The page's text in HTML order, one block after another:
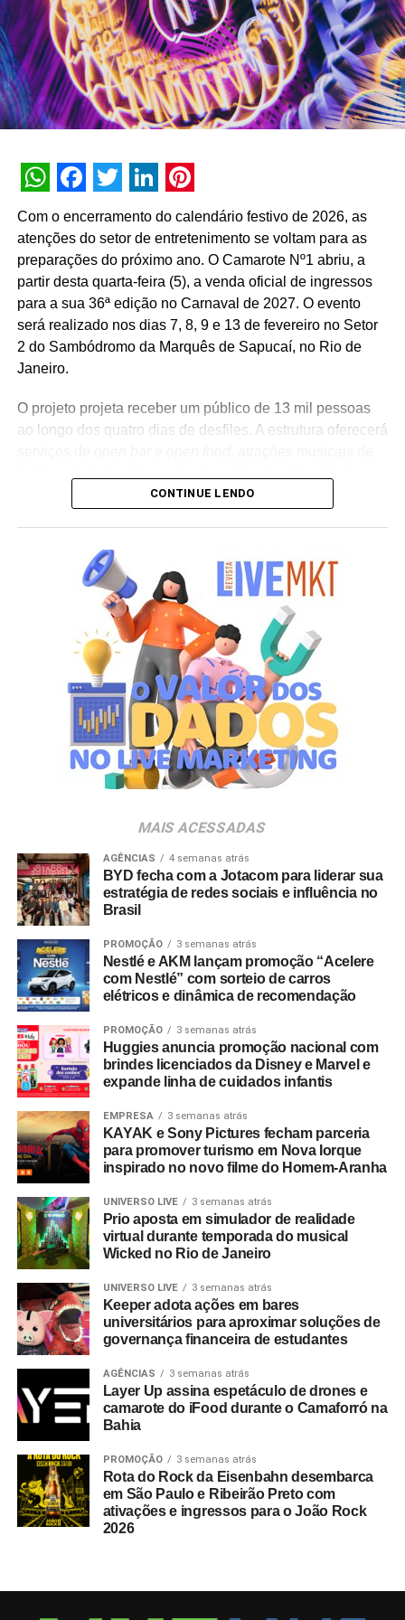
Além da b.ia, o Meu Bradesco engloba ferramentas como
o E-agro — plataforma digital direcionada a produtores
rurais — e sistemas de recomendação de investimentos
suportados porGenAI(Inteligência Artificial Generativa),
que fornecem assessoria financeira automatizada e
A estratégia de divulgação da campanha engloba
peças deOut of Home(OOH) e ações com
influenciadores digitais, reforçando o posicionamento do
banco na transformação digital do setor financeiro.
WhatsApp
Facebook
Twitter
LinkedIn
Pinterest
Com o encerramento do calendário festivo de 2026, as
atenções do setor de entretenimento se voltam para as
preparações do próximo ano. O Camarote Nº1 abriu, a
partir desta quarta-feira (5), a venda oficial de ingressos
para a sua 36ª edição no Carnaval de 2027. O evento
será realizado nos dias 7, 8, 9 e 13 de fevereiro no Setor
2 do Sambódromo da Marquês de Sapucaí, no Rio de
Janeiro.
O projeto projeta receber um público de 13 mil pessoas
ao longo dos quatro dias de desfiles. A estrutura oferecerá
marcas parceiras. “O Camarote Nº1 é um projeto que faz
uma experiência personalizada que nasce dolifestyle
cidade maravilhosa”, destaca Marcio Esher, sócio, diretor
de negócios e marketing da Holding Clube e gestor do
A produção do evento é assinada pela agência Banco_
em parceria com a Storymakers e a Cross Networking,
empresas pertencentes ao ecossistema da Holding
Clube. O projeto criativo mantém a assinatura “Brasil na
Veia”, conceito focado na valorização da cultura nacional,
da música e da hospitalidade carioca.
no canal oficial da Ticketmaster, com lote inicial a partir
de R$ 3.950,00. As demais atualizações e atrações do
evento serão divulgadas nos canais oficiais do camarote
nos próximos meses.
CONTINUE LENDO
MAIS ACESSADAS
AGÊNCIAS 4 semanas atrás
BYD fecha com a Jotacom para liderar sua
estratégia de redes sociais e influência no
Brasil
PROMOÇÃO 3 semanas atrás
Nestlé e AKM lançam promoção “Acelere
com Nestlé” com sorteio de carros
elétricos e dinâmica de recomendação
PROMOÇÃO 3 semanas atrás
Huggies anuncia promoção nacional com
brindes licenciados da Disney e Marvel e
expande linha de cuidados infantis
EMPRESA 3 semanas atrás
KAYAK e Sony Pictures fecham parceria
para promover turismo em Nova Iorque
inspirado no novo filme do Homem-Aranha
UNIVERSO LIVE 3 semanas atrás
Prio aposta em simulador de realidade
virtual durante temporada do musical
Wicked no Rio de Janeiro
UNIVERSO LIVE 3 semanas atrás
Keeper adota ações em bares
universitários para aproximar soluções de
governança financeira de estudantes
AGÊNCIAS 3 semanas atrás
Layer Up assina espetáculo de drones e
camarote do iFood durante o Camaforró na
Bahia
PROMOÇÃO 3 semanas atrás
Rota do Rock da Eisenbahn desembarca
em São Paulo e Ribeirão Preto com
ativações e ingressos para o João Rock
2026